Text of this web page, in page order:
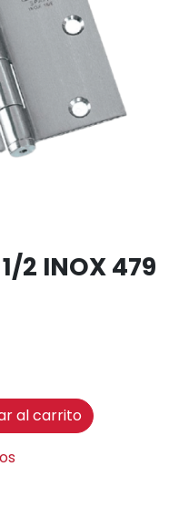
2 INOX 479
al carrito